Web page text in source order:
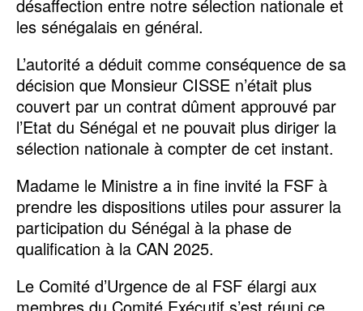
désaffection entre notre sélection nationale et
les sénégalais en général.
L’autorité a déduit comme conséquence de sa
décision que Monsieur CISSE n’était plus
couvert par un contrat dûment approuvé par
l’Etat du Sénégal et ne pouvait plus diriger la
sélection nationale à compter de cet instant.
Madame le Ministre a in fine invité la FSF à
prendre les dispositions utiles pour assurer la
participation du Sénégal à la phase de
qualification à la CAN 2025.
Le Comité d’Urgence de al FSF élargi aux